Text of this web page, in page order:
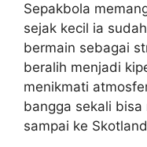
Sepakbola
sejak kecil ia
bermain sebagai
beralih menjadi
menikmati
bangga sekali
sampai ke